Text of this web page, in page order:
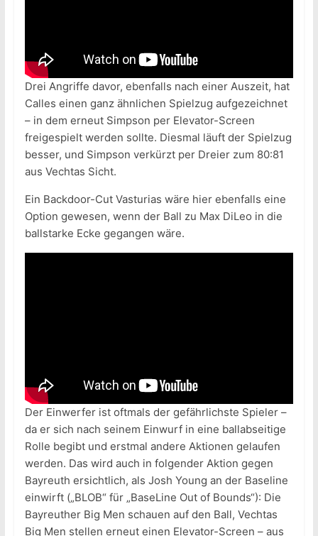
Drei Angriffe davor, ebenfalls nach einer Auszeit, hat
Calles einen ganz ähnlichen Spielzug aufgezeichnet
– in dem erneut Simpson per Elevator-Screen
freigespielt werden sollte. Diesmal läuft der Spielzug
besser, und Simpson verkürzt per Dreier zum 80:81
aus Vechtas Sicht.
Ein Backdoor-Cut Vasturias wäre hier ebenfalls eine
Option gewesen, wenn der Ball zu Max DiLeo in die
ballstarke Ecke gegangen wäre.
Der Einwerfer ist oftmals der gefährlichste Spieler –
da er sich nach seinem Einwurf in eine ballabseitige
Rolle begibt und erstmal andere Aktionen gelaufen
werden. Das wird auch in folgender Aktion gegen
Bayreuth ersichtlich, als Josh Young an der Baseline
einwirft („BLOB“ für „BaseLine Out of Bounds“): Die
Bayreuther Big Men schauen auf den Ball, Vechtas
Big Men stellen erneut einen Elevator-Screen – aus